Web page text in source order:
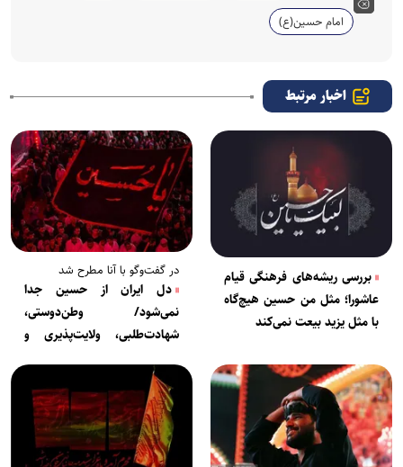
امام حسین(ع)
اخبار مرتبط
بررسی ریشه‌های فرهنگی قیام
عاشورا؛ مثل من حسین هیچ‌گاه
با مثل یزید بیعت نمی‌کند
در گفت‌و‌گو با آنا مطرح شد
دل ایران از حسین جدا
نمی‌شود/ وطن‌دوستی،
شهادت‌طلبی، ولایت‌پذیری و
ایران هستند